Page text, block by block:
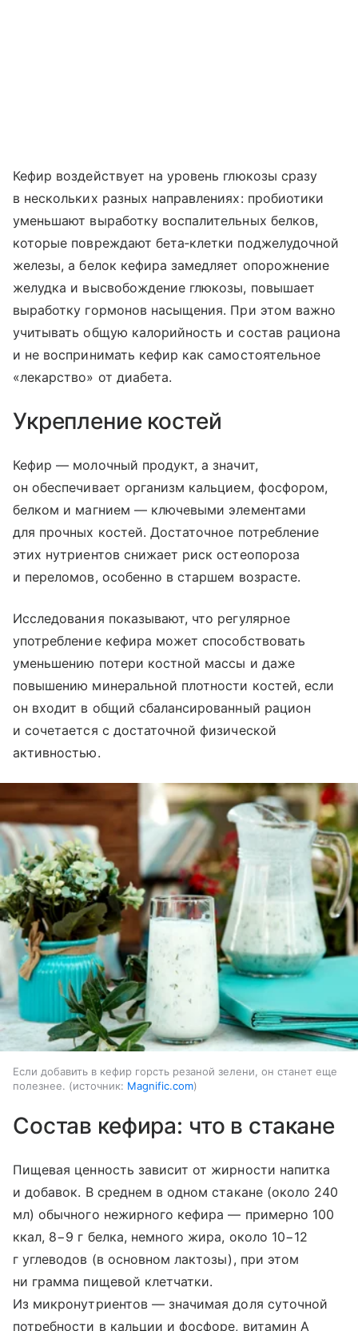
Кефир воздействует на уровень глюкозы сразу
в нескольких разных направлениях: пробиотики
уменьшают выработку воспалительных белков,
которые повреждают бета‑клетки поджелудочной
железы, а белок кефира замедляет опорожнение
желудка и высвобождение глюкозы, повышает
выработку гормонов насыщения. При этом важно
учитывать общую калорийность и состав рациона
и не воспринимать кефир как самостоятельное
«лекарство» от диабета.
Укрепление костей
Кефир — молочный продукт, а значит,
он обеспечивает организм кальцием, фосфором,
белком и магнием — ключевыми элементами
для прочных костей. Достаточное потребление
этих нутриентов снижает риск остеопороза
и переломов, особенно в старшем возрасте.
Исследования показывают, что регулярное
употребление кефира может способствовать
уменьшению потери костной массы и даже
повышению минеральной плотности костей, если
он входит в общий сбалансированный рацион
и сочетается с достаточной физической
активностью.
Если добавить в кефир горсть резаной зелени, он станет еще
полезнее.
источник: Magnific.com
Состав кефира: что в стакане
Пищевая ценность зависит от жирности напитка
и добавок. В среднем в одном стакане (около 240
мл) обычного нежирного кефира — примерно 100
ккал, 8−9 г белка, немного жира, около 10−12
г углеводов (в основном лактозы), при этом
ни грамма пищевой клетчатки.
Из микронутриентов — значимая доля суточной
потребности в кальции и фосфоре, витамин A